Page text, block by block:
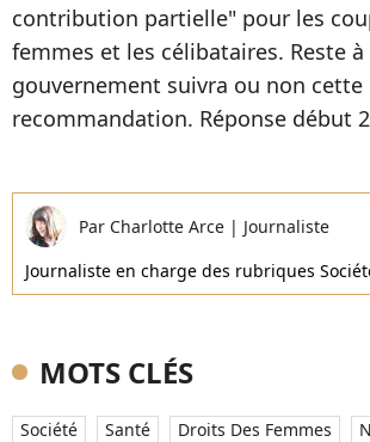
contribution partielle" pour les
femmes et les célibataires. Reste
gouvernement suivra ou non cette
recommandation. Réponse début
Par Charlotte Arce | Journaliste
Journaliste en charge des rubriques
MOTS CLÉS
Société Santé Droits Des Femmes